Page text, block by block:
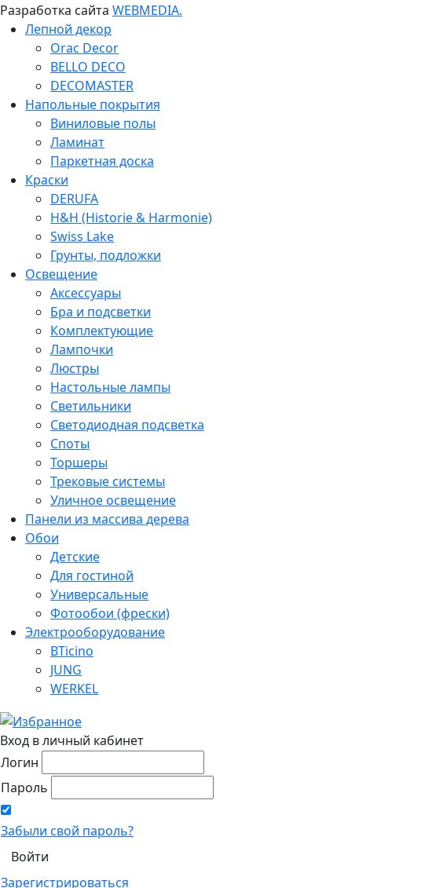
Разработка сайта WEBMEDIA.
Лепной декор
Orac Decor
BELLO DECO
DECOMASTER
Напольные покрытия
Виниловые полы
Ламинат
Паркетная доска
Краски
DERUFA
H&H (Historie & Harmonie)
Swiss Lake
Грунты, подложки
Освещение
Аксессуары
Бра и подсветки
Комплектующие
Лампочки
Люстры
Настольные лампы
Светильники
Светодиодная подсветка
Споты
Торшеры
Трековые системы
Уличное освещение
Панели из массива дерева
Обои
Детские
Для гостиной
Универсальные
Фотообои (фрески)
Электрооборудование
BTicino
JUNG
WERKEL
Вход в личный кабинет
Логин
Пароль
Забыли свой пароль?
Зарегистрироваться